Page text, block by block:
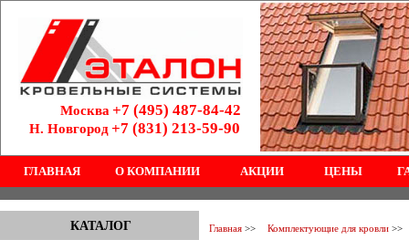
Москва +7 (495) 487-84-42
Н. Новгород+7 (831) 213-59-90
ГЛАВНАЯ О КОМПАНИИ АКЦИИ ЦЕНЫ
КАТАЛОГ Главная >> Комплектующие для кровли >>